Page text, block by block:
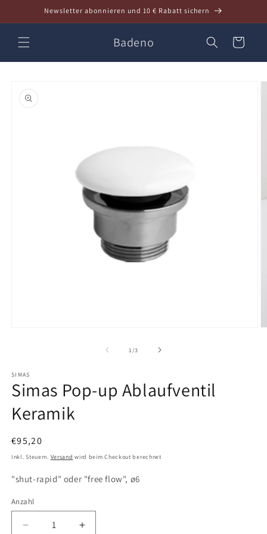
Inhalt
Newsletter abonnieren und 10 € Rabatt sichern
Badeno Warenkorb
1 /von
3
SIMAS
Simas Pop-up Ablaufventil
Keramik
Normaler
Preis
€95,20
Inkl. Steuern. Versand wird beim Checkout berechnet
"shut-rapid" oder "free flow", ø6
Anzahl
Anzahl
Verringere
Erhöhe